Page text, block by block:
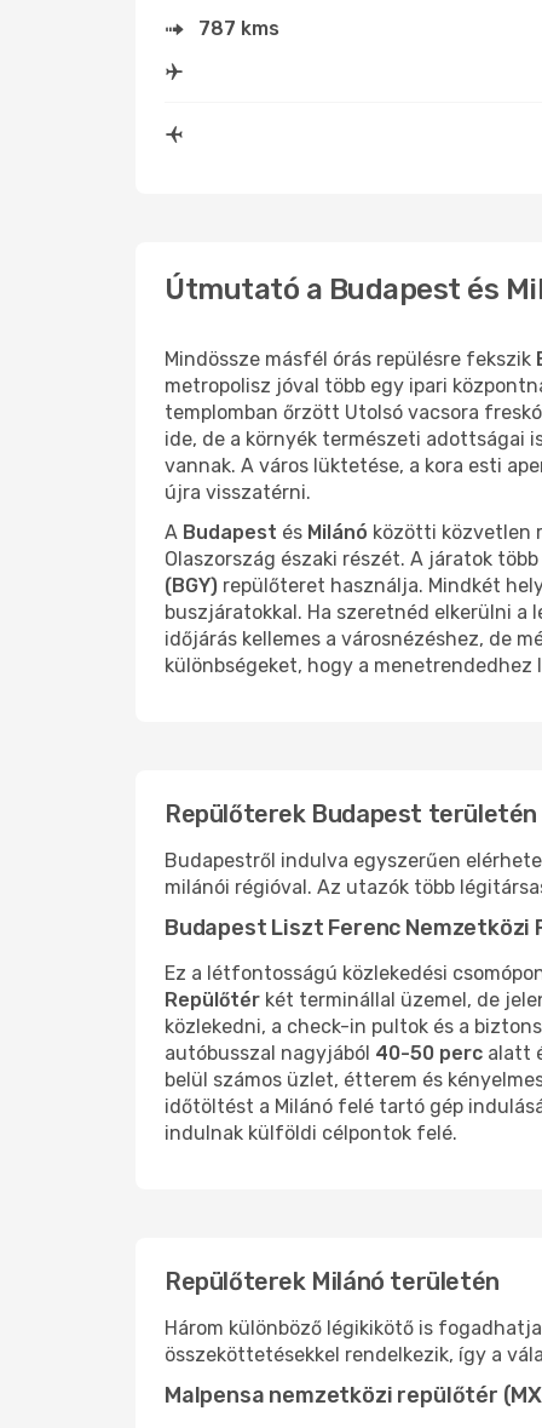
787 kms
Útmutató a Budapest és
Mindössze másfél órás repülésre fekszik
metropolisz jóval több egy ipari
templomban őrzött Utolsó vacsora
ide, de a környék természeti adottságai
vannak. A város lüktetése, a kora esti
újra visszatérni.
A Budapest és Milánó közötti közvetlen
Olaszország északi részét. A járatok
(BGY) repülőteret használja. Mindkét
buszjáratokkal. Ha szeretnéd elkerülni a
időjárás kellemes a városnézéshez, de
különbségeket, hogy a menetrendedhez
Repülőterek Budapest területén
Budapestről indulva egyszerűen
milánói régióval. Az utazók több
Budapest Liszt Ferenc Nemzetközi
Ez a létfontosságú közlekedési
Repülőtér két terminállal üzemel, de
közlekedni, a check-in pultok és a
autóbusszal nagyjából 40-50 perc alatt
belül számos üzlet, étterem és
időtöltést a Milánó felé tartó gép
indulnak külföldi célpontok felé.
Repülőterek Milánó területén
Három különböző légikikötő is
összeköttetésekkel rendelkezik, így a
Malpensa nemzetközi repülőtér